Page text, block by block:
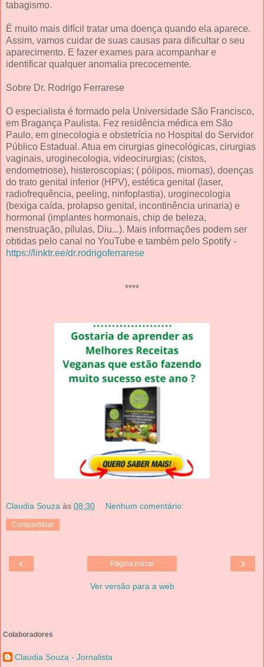
tabagismo.
É muito mais difícil tratar uma doença quando ela aparece.
Assim, vamos cuidar de suas causas para dificultar o seu
aparecimento. E fazer exames para acompanhar e
identificar qualquer anomalia precocemente.
Sobre Dr. Rodrigo Ferrarese
O especialista é formado pela Universidade São Francisco,
em Bragança Paulista. Fez residência médica em São
Paulo, em ginecologia e obstetrícia no Hospital do Servidor
Público Estadual. Atua em cirurgias ginecológicas, cirurgias
vaginais, uroginecologia, videocirurgias; (cistos,
endometriose), histeroscopias; ( pólipos, miomas), doenças
do trato genital inferior (HPV), estética genital (laser,
radiofrequência, peeling, ninfoplastia), uroginecologia
(bexiga caída, prolapso genital, incontinência urinaria) e
hormonal (implantes hormonais, chip de beleza,
menstruação, pílulas, Diu...). Mais informações podem ser
obtidas pelo canal no YouTube e também pelo Spotify -
https://linktr.ee/dr.rodrigoferrarese
****
Claudia Souza às 08:30 Nenhum comentário:
Compartilhar
‹ ›
Página inicial
Ver versão para a web
Colaboradores
Claudia Souza - Jornalista